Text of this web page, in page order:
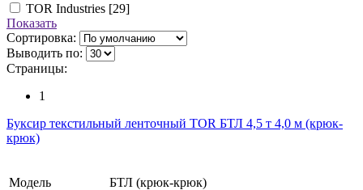
TOR Industries [29]
Показать
Сортировка:
Выводить по:
Страницы:
1
Буксир текстильный ленточный TOR БТЛ 4,5 т 4,0 м (крюк-
крюк)
Модель
БТЛ (крюк-крюк)